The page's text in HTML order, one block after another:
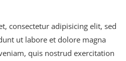
consectetur adipisicing elit, sed
ut labore et dolore magna
quis nostrud exercitation